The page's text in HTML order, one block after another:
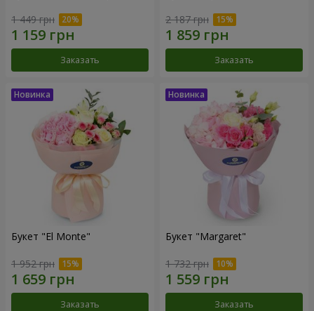
1 449 грн
Заказать
2 187 грн
Заказать
Букет "El Monte"
1 952 грн
Заказать
Букет "Margaret"
1 732 грн
Заказать